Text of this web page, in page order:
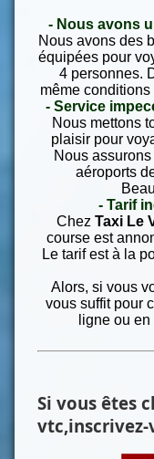
- Nous avons
Nous avons des
équipées pour
4 personnes.
même
- Service
Nous mettons
plaisir pour
Nous
aéroports
- Tarif
ChezTaxi Le
course est
Le tarif est à la
Alors, si vous
vous suffit pour
ligne ou
Si vous êtes
vtc,inscrivez-